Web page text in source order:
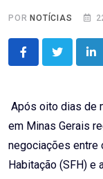
POR NOTÍCIAS
Após oito dias de
em Minas Gerais
negociações entre
Habitação (SFH) e